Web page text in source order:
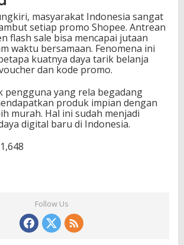
masyarakat Indonesia sangat
setiap promo Shopee. Antrean
flash sale bisa mencapai jutaan
waktu bersamaan. Fenomena ini
kuatnya daya tarik belanja
dan kode promo.
pengguna yang rela begadang
produk impian dengan
murah. Hal ini sudah menjadi
digital baru di Indonesia.
1,648
Follow Us